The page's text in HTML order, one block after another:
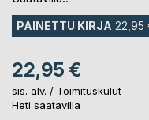
PAINETTU KIRJA 22,95
22,95 €
sis. alv. / Toimituskulut
Heti saatavilla